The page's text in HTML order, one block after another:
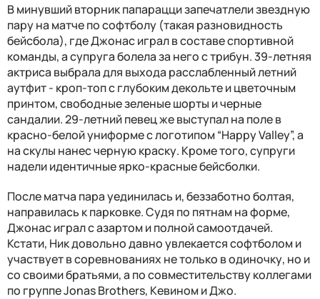
В минувший вторник папарацци запечатлели звездную
пару на матче по софтболу (такая разновидность
бейсбола), где Джонас играл в составе спортивной
команды, а супруга болела за него с трибун. 39-летняя
актриса выбрала для выхода расслабленный летний
аутфит - кроп-топ с глубоким декольте и цветочным
принтом, свободные зеленые шорты и черные
сандалии. 29-летний певец же выступал на поле в
красно-белой униформе с логотипом “Happy Valley”, а
на скулы нанес черную краску. Кроме того, супруги
надели идентичные ярко-красные бейсболки.
После матча пара уединилась и, беззаботно болтая,
направилась к парковке. Судя по пятнам на форме,
Джонас играл с азартом и полной самоотдачей.
Кстати, Ник довольно давно увлекается софтболом и
участвует в соревнованиях не только в одиночку, но и
со своими братьями, а по совместительству коллегами
по группе Jonas Brothers, Кевином и Джо.